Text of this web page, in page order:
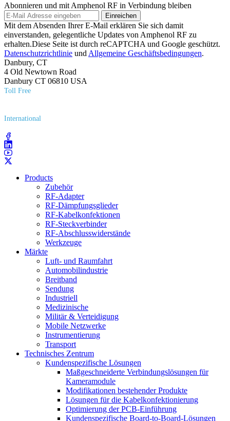
Abonnieren und mit Amphenol RF in Verbindung bleiben
Einreichen
Mit dem Absenden Ihrer E-Mail erklären Sie sich damit
einverstanden, gelegentliche Updates von Amphenol RF zu
erhalten.Diese Seite ist durch reCAPTCHA und Google geschützt.
Datenschutzrichtlinie und Allgemeine Geschäftsbedingungen.
Danbury, CT
4 Old Newtown Road
Danbury CT 06810 USA
Toll Free
International
Products
Zubehör
RF-Adapter
RF-Dämpfungsglieder
RF-Kabelkonfektionen
RF-Steckverbinder
RF-Abschlusswiderstände
Werkzeuge
Märkte
Luft- und Raumfahrt
Automobilindustrie
Breitband
Sendung
Industriell
Medizinische
Militär & Verteidigung
Mobile Netzwerke
Instrumentierung
Transport
Technisches Zentrum
Kundenspezifische Lösungen
Maßgeschneiderte Verbindungslösungen für
Kameramodule
Modifikationen bestehender Produkte
Lösungen für die Kabelkonfektionierung
Optimierung der PCB-Einführung
Kundenspezifische Board-to-Board-Lösungen